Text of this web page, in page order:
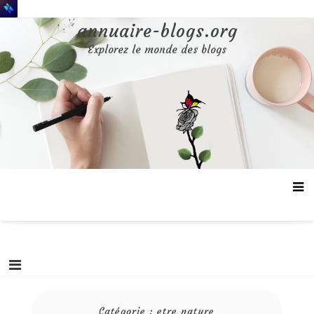
Aller
au
annuaire-blogs.org
Explorez le monde des blogs
Catégorie :etre nature